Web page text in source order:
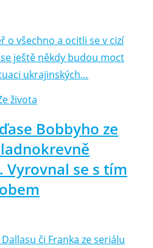
o všechno a ocitli se v cizí
ještě někdy budou moct
ukrajinských…
života
Bobbyho ze
se s tím
či Franka ze seriálu